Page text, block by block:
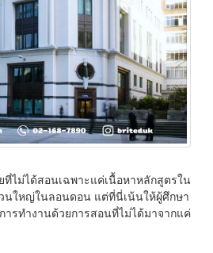
ที่ไม่ได้สอนเฉพาะแค่เนื้อหาหลักสูตรใน
นใหญ่ในลอนดอน แต่ที่นี่เน้นให้ผู้ศึกษา
ารทำงานด้วยการสอนที่ไม่ได้มาจากแค่